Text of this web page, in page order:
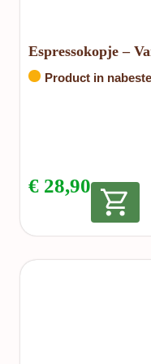
Espressokopje –
Product in
€ 28,90